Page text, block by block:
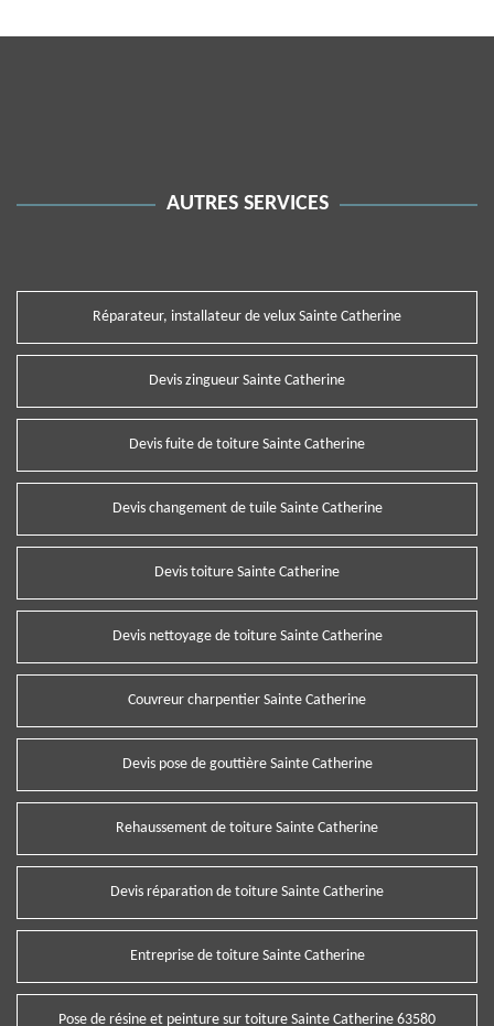
AUTRES SERVICES
Réparateur, installateur de velux Sainte Catherine
Devis zingueur Sainte Catherine
Devis fuite de toiture Sainte Catherine
Devis changement de tuile Sainte Catherine
Devis toiture Sainte Catherine
Devis nettoyage de toiture Sainte Catherine
Couvreur charpentier Sainte Catherine
Devis pose de gouttière Sainte Catherine
Rehaussement de toiture Sainte Catherine
Devis réparation de toiture Sainte Catherine
Entreprise de toiture Sainte Catherine
Pose de résine et peinture sur toiture Sainte Catherine 63580